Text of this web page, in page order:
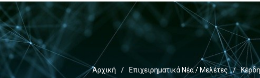
Αρχική / Επιχειρηματικά Νέα / Μελέτες /